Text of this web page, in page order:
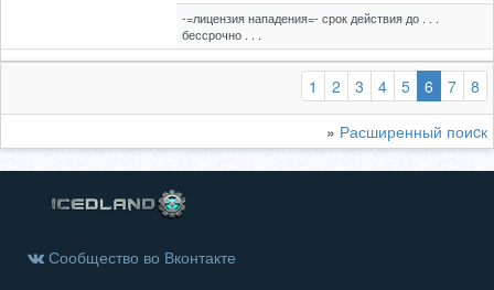
-=лицензия нападения=- срок действия до . . .
бессрочно . . .
1 2 3 4 5 6 7 8
» Расширенный поиcк
Сообщество во Вконтакте